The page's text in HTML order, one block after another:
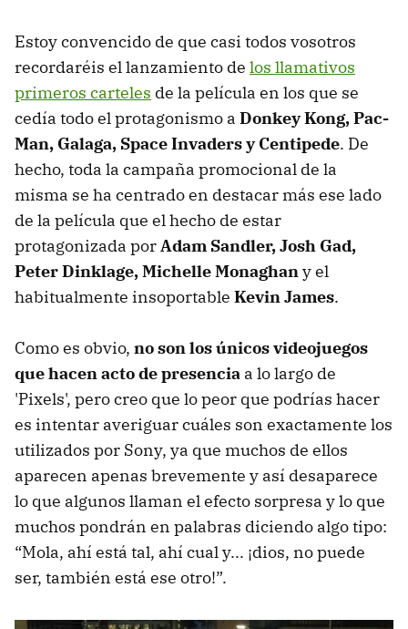
Estoy convencido de que casi todos vosotros
recordaréis el lanzamiento de los llamativos
primeros carteles de la película en los que se
cedía todo el protagonismo a Donkey Kong, Pac-
Man, Galaga, Space Invaders y Centipede. De
hecho, toda la campaña promocional de la
misma se ha centrado en destacar más ese lado
de la película que el hecho de estar
protagonizada por Adam Sandler, Josh Gad,
Peter Dinklage, Michelle Monaghan y el
habitualmente insoportable Kevin James.
Como es obvio, no son los únicos videojuegos
que hacen acto de presencia a lo largo de
'Pixels', pero creo que lo peor que podrías hacer
es intentar averiguar cuáles son exactamente los
utilizados por Sony, ya que muchos de ellos
aparecen apenas brevemente y así desaparece
lo que algunos llaman el efecto sorpresa y lo que
muchos pondrán en palabras diciendo algo tipo:
“Mola, ahí está tal, ahí cual y... ¡dios, no puede
ser, también está ese otro!”.